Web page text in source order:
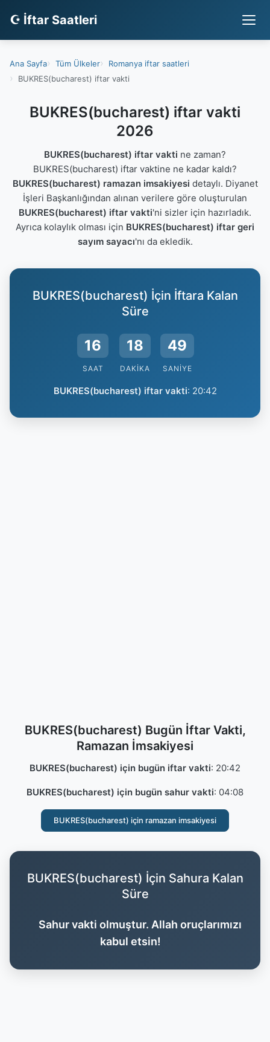
☪ İftar Saatleri
Ana Sayfa Tüm Ülkeler
Romanya iftar saatleri
BUKRES(bucharest) iftar vakti
BUKRES(bucharest) iftar vakti
2026
BUKRES(bucharest) iftar vakti ne zaman?
BUKRES(bucharest) iftar vaktine ne kadar kaldı?
BUKRES(bucharest) ramazan imsakiyesi detaylı. Diyanet
İşleri Başkanlığından alınan verilere göre oluşturulan
BUKRES(bucharest) iftar vakti'ni sizler için hazırladık.
Ayrıca kolaylık olması için BUKRES(bucharest) iftar geri
sayım sayacı'nı da ekledik.
BUKRES(bucharest) İçin İftara Kalan
Süre
16
SAAT
18
DAKIKA
48
SANIYE
BUKRES(bucharest) iftar vakti: 20:42
BUKRES(bucharest) Bugün İftar Vakti,
Ramazan İmsakiyesi
BUKRES(bucharest) için bugün iftar vakti: 20:42
BUKRES(bucharest) için bugün sahur vakti: 04:08
BUKRES(bucharest) için ramazan imsakiyesi
BUKRES(bucharest) İçin Sahura Kalan
Süre
Sahur vakti olmuştur. Allah oruçlarımızı
kabul etsin!